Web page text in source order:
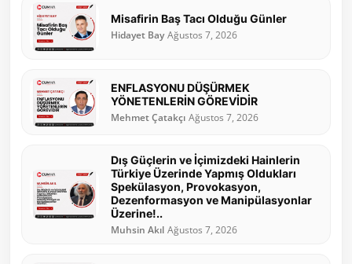
Misafirin Baş Tacı Olduğu Günler
Hidayet Bay Ağustos 7, 2026
ENFLASYONU DÜŞÜRMEK
YÖNETENLERİN GÖREVİDİR
Mehmet Çatakçı Ağustos 7, 2026
Dış Güçlerin ve İçimizdeki Hainlerin
Türkiye Üzerinde Yapmış Oldukları
Spekülasyon, Provokasyon,
Dezenformasyon ve Manipülasyonlar
Üzerine!..
Muhsin Akıl Ağustos 7, 2026